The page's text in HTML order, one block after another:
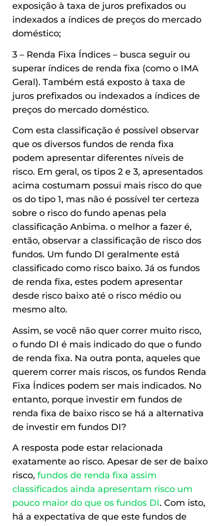
exposição à taxa de juros prefixados ou
indexados a índices de preços do mercado
doméstico;
3 – Renda Fixa Índices – busca seguir ou
superar índices de renda fixa (como o IMA
Geral). Também está exposto à taxa de
juros prefixados ou indexados a índices de
preços do mercado doméstico.
Com esta classificação é possível observar
que os diversos fundos de renda fixa
podem apresentar diferentes níveis de
risco. Em geral, os tipos 2 e 3, apresentados
acima costumam possui mais risco do que
os do tipo 1, mas não é possível ter certeza
sobre o risco do fundo apenas pela
classificação Anbima. o melhor a fazer é,
então, observar a classificação de risco dos
fundos. Um fundo DI geralmente está
classificado como risco baixo. Já os fundos
de renda fixa, estes podem apresentar
desde risco baixo até o risco médio ou
mesmo alto.
Assim, se você não quer correr muito risco,
o fundo DI é mais indicado do que o fundo
de renda fixa. Na outra ponta, aqueles que
querem correr mais riscos, os fundos Renda
Fixa Índices podem ser mais indicados. No
entanto, porque investir em fundos de
renda fixa de baixo risco se há a alternativa
de investir em fundos DI?
A resposta pode estar relacionada
exatamente ao risco. Apesar de ser de baixo
risco, fundos de renda fixa assim
classificados ainda apresentam risco um
pouco maior do que os fundos DI. Com isto,
há a expectativa de que este fundos de